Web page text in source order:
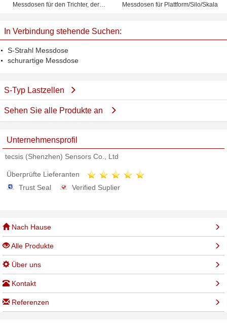
Messdosen für den Trichter, der,
Messdosen für Plattform/Silo/Skala
In Verbindung stehende Suchen:
S-Strahl Messdose
schurartige Messdose
S-Typ Lastzellen
Sehen Sie alle Produkte an
Unternehmensprofil
tecsis (Shenzhen) Sensors Co., Ltd
Überprüfte Lieferanten
Trust Seal
Verified Suplier
Nach Hause
Alle Produkte
Über uns
Kontakt
Referenzen